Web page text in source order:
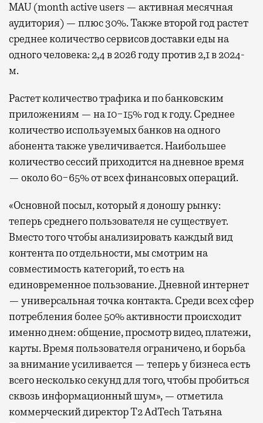
MAU (month active users — активная месячная
аудитория) — плюс 30%. Также второй год растет
среднее количество сервисов доставки еды на
одного человека: 2,4 в 2026 году против 2,1 в 2024-
м.
Растет количество трафика и по банковским
приложениям — на 10−15% год к году. Среднее
количество используемых банков на одного
абонента также увеличивается. Наибольшее
количество сессий приходится на дневное время
— около 60−65% от всех финансовых операций.
«Основной посыл, который я доношу рынку:
теперь среднего пользователя не существует.
Вместо того чтобы анализировать каждый вид
контента по отдельности, мы смотрим на
совместимость категорий, то есть на
единовременное пользование. Дневной интернет
— универсальная точка контакта. Среди всех сфер
потребления более 50% активности происходит
именно днем: общение, просмотр видео, платежи,
карты. Время пользователя ограничено, и борьба
за внимание усиливается — теперь у бизнеса есть
всего несколько секунд для того, чтобы пробиться
сквозь информационный шум», — отметила
коммерческий директор Т2 AdTech Татьяна